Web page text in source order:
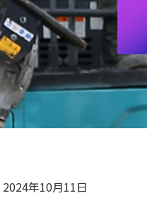
2024年10月11日